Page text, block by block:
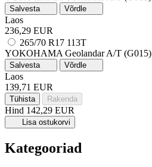
Salvesta Võrdle
Laos
236,29 EUR
265/70 R17 113T
YOKOHAMA Geolandar A/T (G015)
Salvesta Võrdle
Laos
139,71 EUR
Tühista Rakenda
Hind 142,29 EUR
Lisa ostukorvi
Kategooriad